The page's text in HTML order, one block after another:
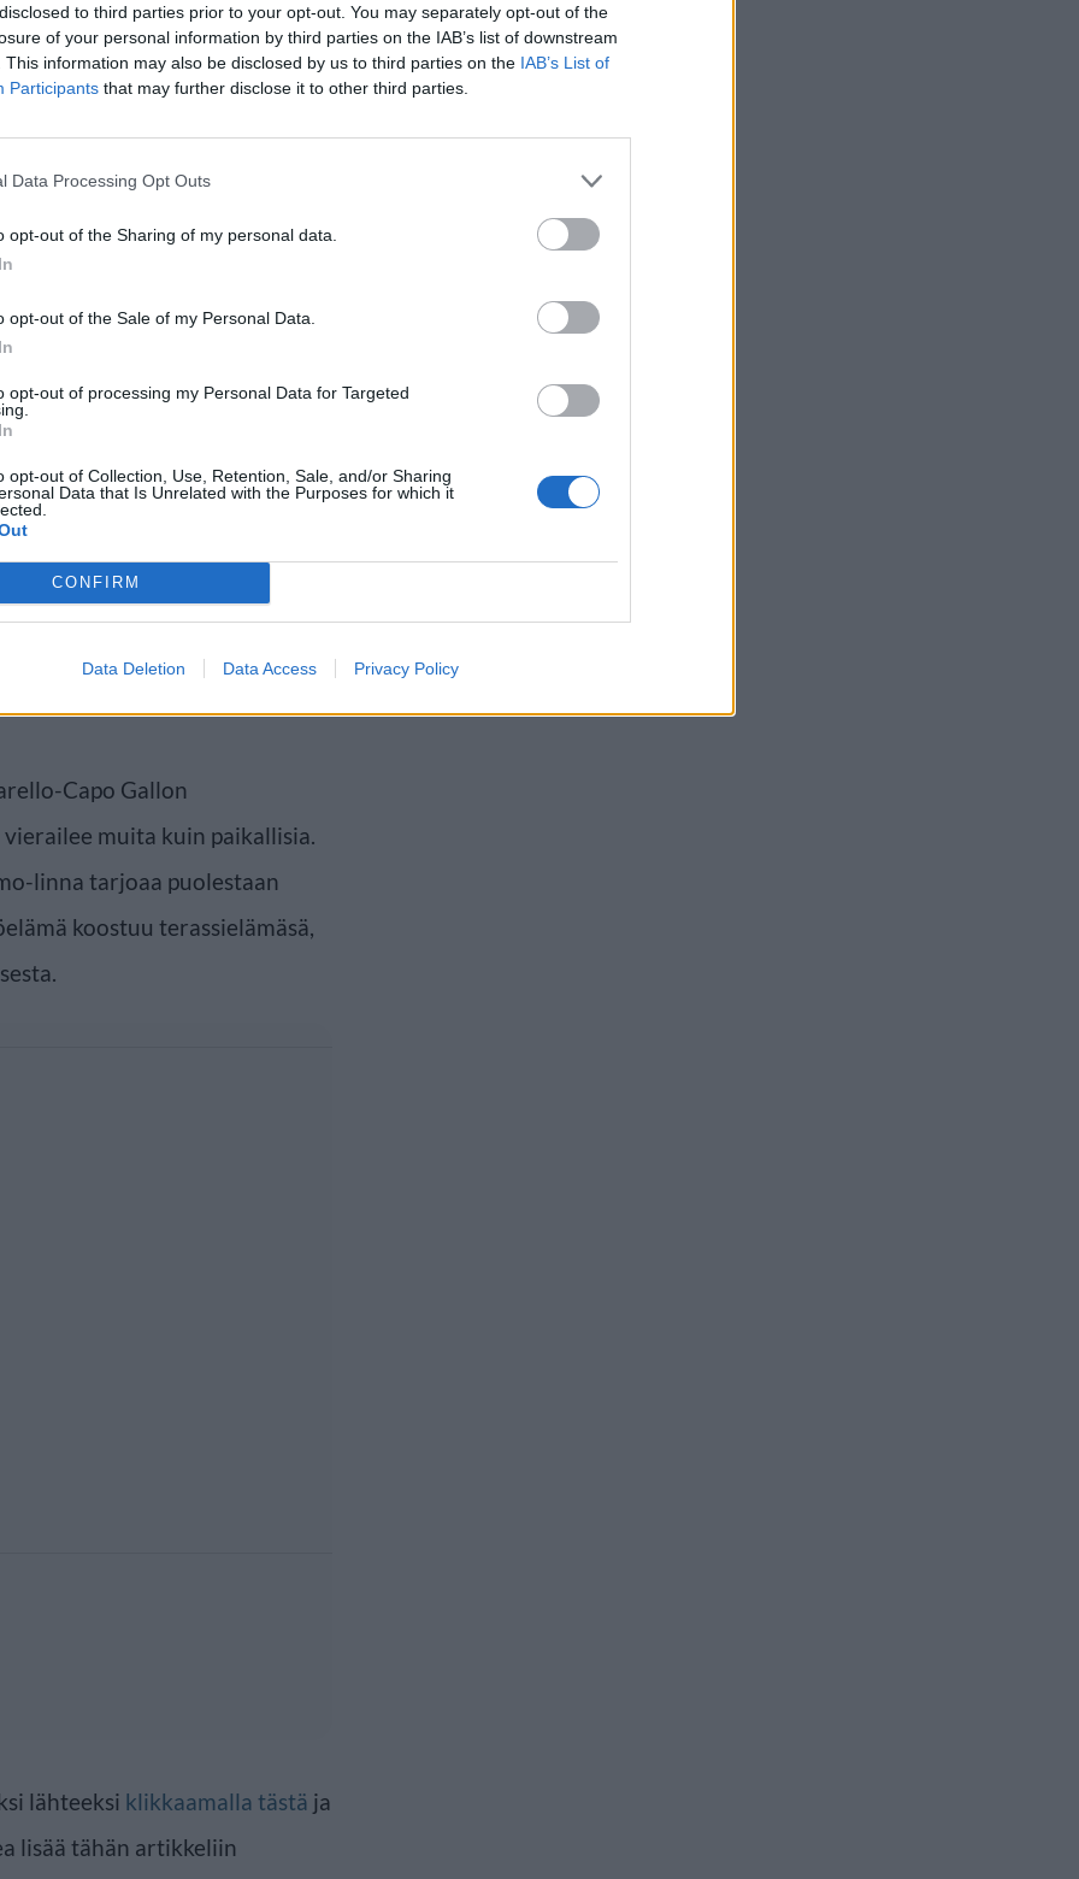
to third parties prior to your opt-out. You may separately opt-out of the
of your personal information by third parties on the IAB’s list of downstream
This information may also be disclosed by us to third parties on the IAB’s List of
Participants that may further disclose it to other third parties.
Data Processing Opt Outs
opt-out of the Sharing of my personal data.
opt-out of the Sale of my Personal Data.
opt-out of processing my Personal Data for Targeted
opt-out of Collection, Use, Retention, Sale, and/or Sharing
Data that Is Unrelated with the Purposes for which it
CONFIRM
Data Deletion Data Access Privacy Policy
ja etenkin sen historiallinen
-aukiolta itään. Alueella
kaupunginosa on muuttunut
käsityöläisputiikien
appelsiinilikööriä
Capo Gallon
muita kuin paikallisia.
linna tarjoaa puolestaan
koostuu terassielämäsä,
lähteeksi klikkaamalla tästä ja
lisää tähän artikkeliin